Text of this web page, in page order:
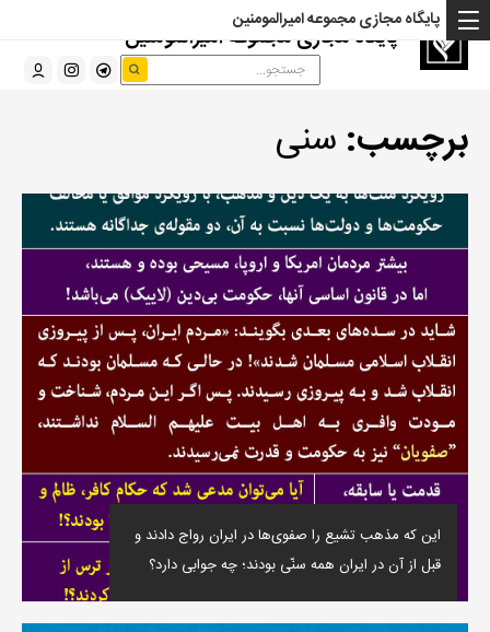
پایگاه مجازی مجموعه امیرالمومنین
پایگاه مجازی مجموعه امیرالمومنین
برچسب: سنی
این که مذهب تشیع را صفوی‌ها در ایران رواج دادند و
قبل از آن در ایران همه سنّی بودند؛ چه جوابی دارد؟